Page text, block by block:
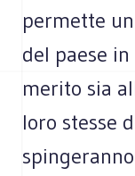
permette
del paese
merito sia
loro stesse